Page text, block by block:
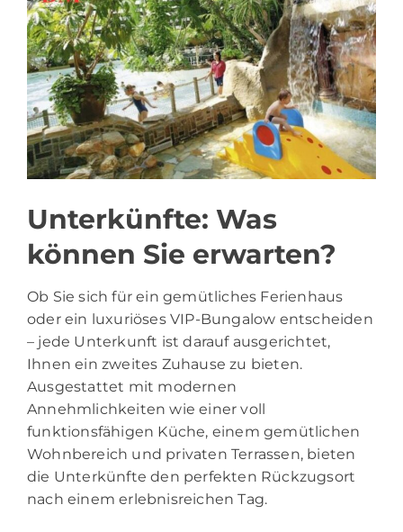
Unterkünfte: Was
können Sie erwarten?
Ob Sie sich für ein gemütliches Ferienhaus
oder ein luxuriöses VIP-Bungalow entscheiden
– jede Unterkunft ist darauf ausgerichtet,
Ihnen ein zweites Zuhause zu bieten.
Ausgestattet mit modernen
Annehmlichkeiten wie einer voll
funktionsfähigen Küche, einem gemütlichen
Wohnbereich und privaten Terrassen, bieten
die Unterkünfte den perfekten Rückzugsort
nach einem erlebnisreichen Tag.